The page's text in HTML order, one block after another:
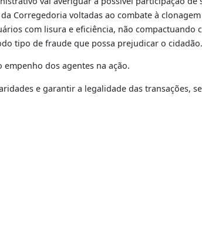
recuperado seu chassi original, o que
não for possível identificá-lo, o veículo
fé, não conseguirá transferir o veículo
que o comprador de veículos